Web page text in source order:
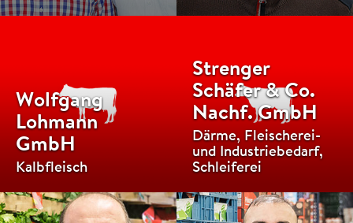
Wolfgang
Lohmann
GmbH
Kalbfleisch
Strenger
Schäfer & Co.
Nachf. GmbH
Därme, Fleischerei-
und Industriebedarf,
Schleiferei